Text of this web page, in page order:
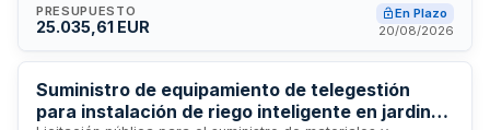
pinturas y maquinaria necesarios en la realización de
trabajos de electricidad, aceros, pinturas, parque minigolf,
Moruno. Las obras se ejecutarán por administración con
medios propios municipales.
PRESUPUESTO
25.035,61 EUR
En Plazo
20/08/2026
Suministro de equipamiento de telegestión
para instalación de riego inteligente en jardines